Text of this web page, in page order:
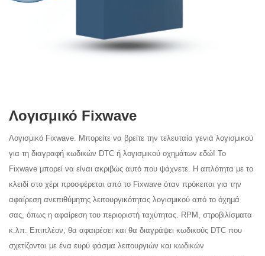
Λογισμικό Fixwave
Λογισμικό Fixwave. Μπορείτε να βρείτε την τελευταία γενιά λογισμικού
για τη διαγραφή κωδικών DTC ή λογισμικού οχημάτων εδώ! Το
Fixwave μπορεί να είναι ακριβώς αυτό που ψάχνετε. Η απλότητα με το
κλειδί στο χέρι προσφέρεται από το Fixwave όταν πρόκειται για την
αφαίρεση ανεπιθύμητης λειτουργικότητας λογισμικού από το όχημά
σας, όπως η αφαίρεση του περιοριστή ταχύτητας. RPM, στροβιλίσματα
κ.λπ. Επιπλέον, θα αφαιρέσει και θα διαγράψει κωδικούς DTC που
σχετίζονται με ένα ευρύ φάσμα λειτουργιών και κωδικών